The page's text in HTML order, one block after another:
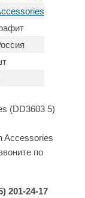
(DD3603 5)
Accessories
по
201-24-17